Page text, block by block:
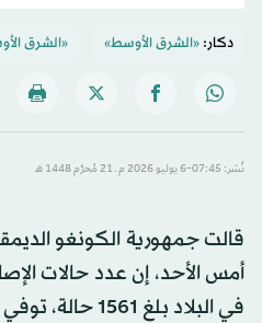
دكار:«الشرق الأوسط» «الشرق
نُشر: 07:45-6 يوليو 2026 م ـ 21 مُحرَّم 1448 هـ
قالت جمهورية الكونغو
أمس الأحد، إن عدد حالات
في البلاد بلغ 1561 حالة، توفي منها 506.